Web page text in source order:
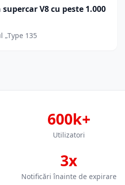
V8 cu peste 1.000
135
600k+
Utilizatori
3x
Notificări înainte de expirare